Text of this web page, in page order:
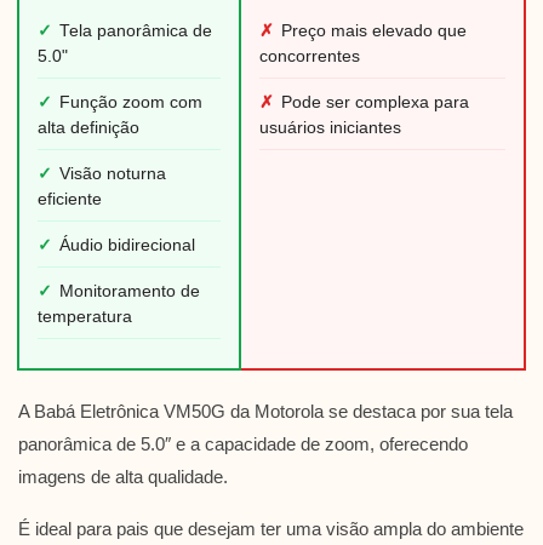
✓ Tela panorâmica de
5.0"
✓
Função zoom com
alta definição
✓ Visão noturna
eficiente
✓ Áudio bidirecional
✓
Monitoramento de
temperatura
✗ Preço mais elevado que
concorrentes
✗ Pode ser complexa para
usuários iniciantes
A Babá Eletrônica VM50G da Motorola se destaca por sua tela
panorâmica de 5.0″ e a capacidade de zoom, oferecendo
imagens de alta qualidade.
É ideal para pais que desejam ter uma visão ampla do ambiente